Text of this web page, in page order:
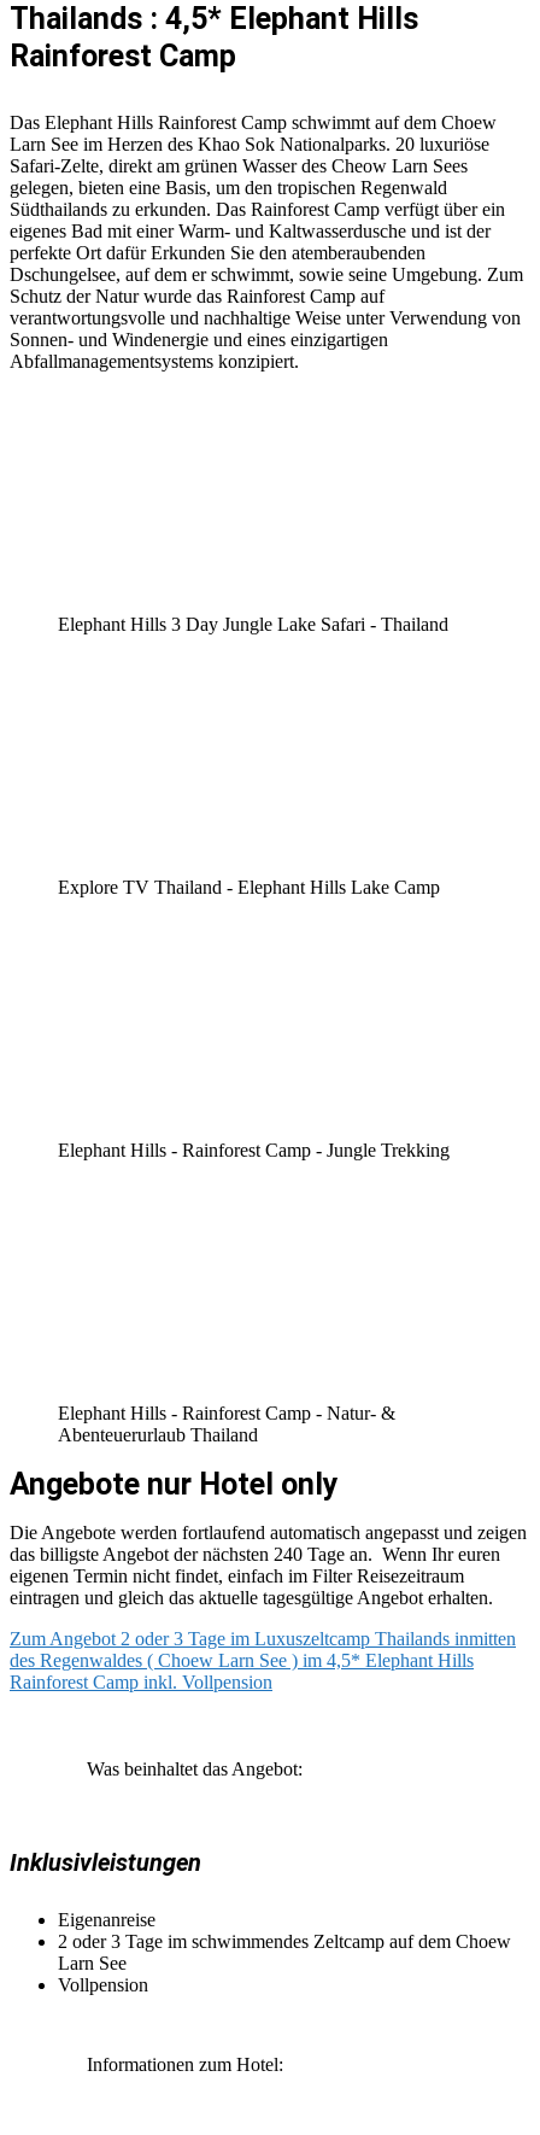
Thailands : 4,5* Elephant Hills
Rainforest Camp
Das Elephant Hills Rainforest Camp schwimmt auf dem Choew
Larn See im Herzen des Khao Sok Nationalparks. 20 luxuriöse
Safari-Zelte, direkt am grünen Wasser des Cheow Larn Sees
gelegen, bieten eine Basis, um den tropischen Regenwald
Südthailands zu erkunden. Das Rainforest Camp verfügt über ein
eigenes Bad mit einer Warm- und Kaltwasserdusche und ist der
perfekte Ort dafür Erkunden Sie den atemberaubenden
Dschungelsee, auf dem er schwimmt, sowie seine Umgebung. Zum
Schutz der Natur wurde das Rainforest Camp auf
verantwortungsvolle und nachhaltige Weise unter Verwendung von
Sonnen- und Windenergie und eines einzigartigen
Abfallmanagementsystems konzipiert.
Elephant Hills 3 Day Jungle Lake Safari - Thailand
Explore TV Thailand - Elephant Hills Lake Camp
Elephant Hills - Rainforest Camp - Jungle Trekking
Elephant Hills - Rainforest Camp - Natur- &
Abenteuerurlaub Thailand
Angebote nur Hotel only
Die Angebote werden fortlaufend automatisch angepasst und zeigen
das billigste Angebot der nächsten 240 Tage an. Wenn Ihr euren
eigenen Termin nicht findet, einfach im Filter Reisezeitraum
eintragen und gleich das aktuelle tagesgültige Angebot erhalten.
Zum Angebot 2 oder 3 Tage im Luxuszeltcamp Thailands inmitten
des Regenwaldes ( Choew Larn See ) im 4,5* Elephant Hills
Rainforest Camp inkl. Vollpension
Was beinhaltet das Angebot:
Inklusivleistungen
Eigenanreise
2 oder 3 Tage im schwimmendes Zeltcamp auf dem Choew
Larn See
Vollpension
Informationen zum Hotel: